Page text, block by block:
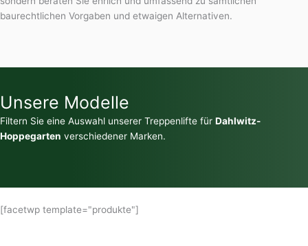
baurechtlichen Vorgaben und etwaigen Alternativen.
Unsere Modelle
Filtern Sie eine Auswahl unserer Treppenlifte für Dahlwitz-
Hoppegarten verschiedener Marken.
[facetwp template="produkte"]